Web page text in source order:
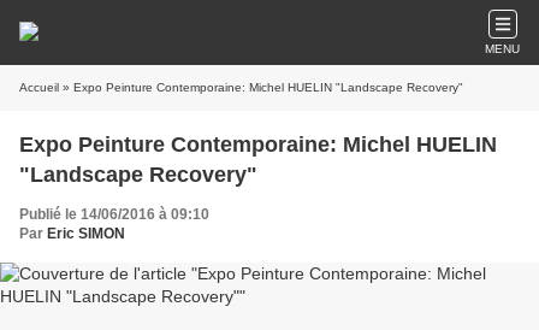
MENU
Accueil » Expo Peinture Contemporaine: Michel HUELIN "Landscape Recovery"
Expo Peinture Contemporaine: Michel HUELIN
"Landscape Recovery"
Publié le 14/06/2016 à 09:10
Par Eric SIMON